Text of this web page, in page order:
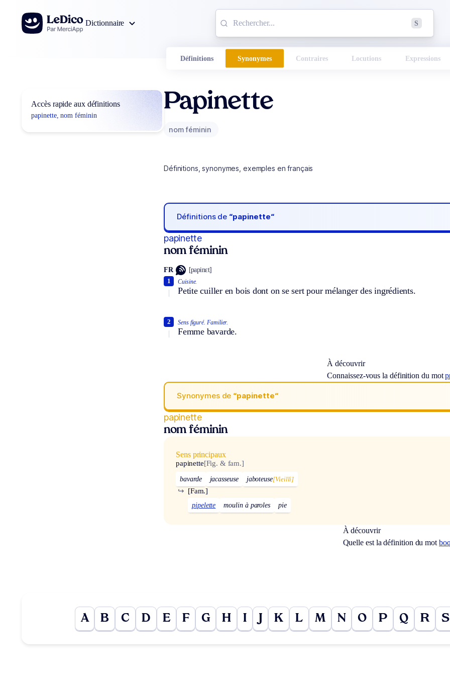
Aller au contenu
Dictionnaire
S
Définitions Synonymes Contraires Locutions Expressions
Accès rapide aux définitions
papinette, nom féminin
Papinette
nom féminin
Définitions, synonymes, exemples en français
Définitions de “papinette“
papinette
nom féminin
FR [papinɛt]
Cuisine.
Petite cuiller en bois dont on se sert pour mélanger des ingrédients.
1
Sens figuré. Familier.
Femme bavarde.
2
À découvrir
Connaissez-vous la définition du mot
Synonymes de “papinette“
papinette
nom féminin
Sens principaux
papinette[Fig. & fam.]
bavarde jacasseuse jaboteuse[Vieilli]
[Fam.]
↪
pipelette moulin à paroles pie
À découvrir
Quelle est la définition du mot
A B C D E F G H I J K L M N O P Q R S